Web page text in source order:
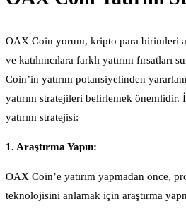
OAX Coin yorum, kripto para birimleri
ve katılımcılara farklı yatırım fırsatları
Coin’in yatırım potansiyelinden
yatırım stratejileri belirlemek
yatırım stratejisi:
1. Araştırma Yapın:
OAX Coin’e yatırım yapmadan önce,
teknolojisini anlamak için araştırma